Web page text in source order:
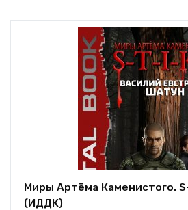
Миры Артёма Каменистого.
(ИДДК)